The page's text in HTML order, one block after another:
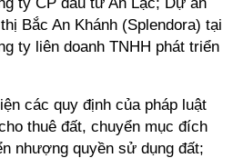
Bắc An Khánh (Splendora) tại
ty liên doanh TNHH phát triển
các quy định của pháp luật
thuê đất, chuyển mục đích
nhượng quyền sử dụng đất;